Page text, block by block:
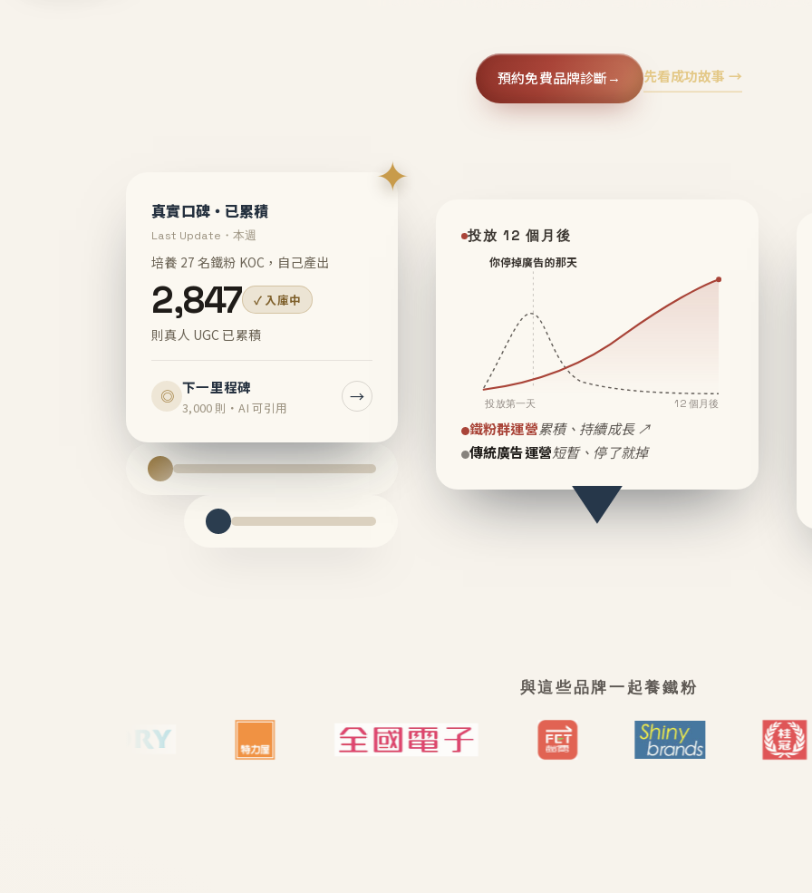
預約免費品牌診斷→ 先看成功故事 →
✦
真實口碑・已累積
Last Update・本週
培養 27 名鐵粉 KOC，自己產出
2,847 ✓ 入庫中
則真人 UGC 已累積
◎ 下一里程碑
3,000 則・AI 可引用
→
投放 12 個月後
你停掉廣告的那天
投放第一天 12 個月後
鐵粉群運營累積、持續成長 ↗
傳統廣告運營短暫、停了就掉
與這些品牌一起養鐵粉